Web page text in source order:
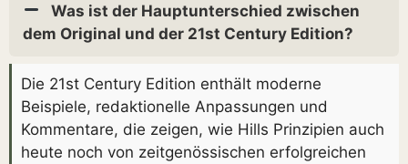
Was ist der Hauptunterschied zwischen
dem Original und der 21st Century Edition?
Die 21st Century Edition enthält moderne
Beispiele, redaktionelle Anpassungen und
Kommentare, die zeigen, wie Hills Prinzipien auch
heute noch von zeitgenössischen erfolgreichen